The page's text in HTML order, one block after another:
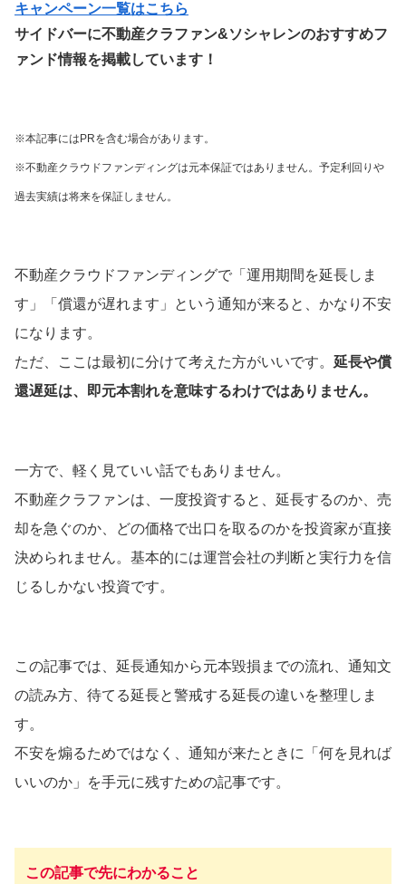
キャンペーン一覧はこちら
サイドバーに不動産クラファン&ソシャレンのおすすめフ
ァンド情報を掲載しています！
※本記事にはPRを含む場合があります。
※不動産クラウドファンディングは元本保証ではありません。予定利回りや
過去実績は将来を保証しません。
不動産クラウドファンディングで「運用期間を延長しま
す」「償還が遅れます」という通知が来ると、かなり不安
になります。
ただ、ここは最初に分けて考えた方がいいです。 延長や償
還遅延は、即元本割れを意味するわけではありません。
一方で、軽く見ていい話でもありません。
不動産クラファンは、一度投資すると、延長するのか、売
却を急ぐのか、どの価格で出口を取るのかを投資家が直接
決められません。基本的には運営会社の判断と実行力を信
じるしかない投資です。
この記事では、延長通知から元本毀損までの流れ、通知文
の読み方、待てる延長と警戒する延長の違いを整理しま
す。
不安を煽るためではなく、通知が来たときに「何を見れば
いいのか」を手元に残すための記事です。
この記事で先にわかること